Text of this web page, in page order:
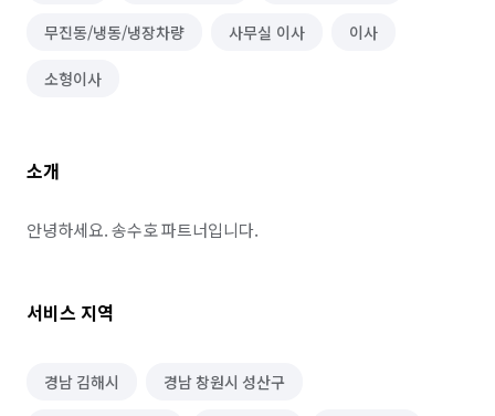
무진동/냉동/냉장차량 사무실 이사 이사
소형이사
소개
안녕하세요. 송수호 파트너입니다.
서비스 지역
경남 김해시 경남 창원시 성산구